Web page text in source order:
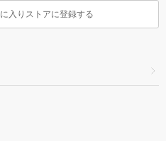
入りストアに登録する